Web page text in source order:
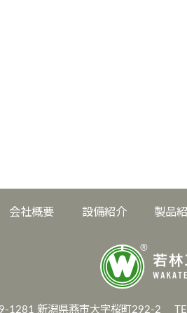
会社概要 設備紹介 製品
1281 新潟県燕市大字桜町292-2